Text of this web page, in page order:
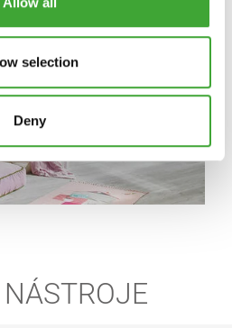
selection
Deny